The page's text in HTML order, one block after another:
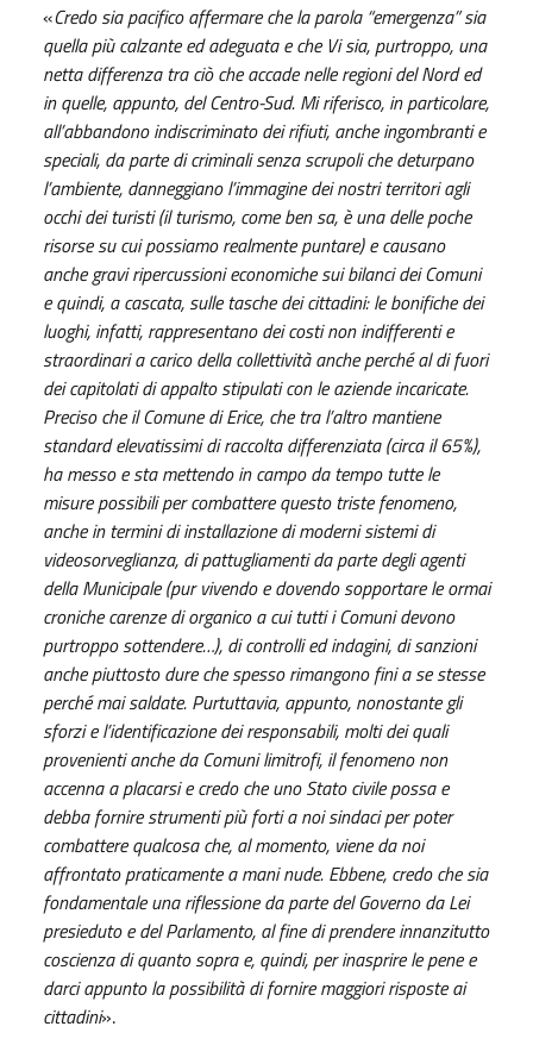
«Credo sia pacifico affermare che la parola “emergenza” sia
quella più calzante ed adeguata e che Vi sia, purtroppo, una
netta differenza tra ciò che accade nelle regioni del Nord ed
in quelle, appunto, del Centro-Sud. Mi riferisco, in particolare,
all’abbandono indiscriminato dei rifiuti, anche ingombranti e
speciali, da parte di criminali senza scrupoli che deturpano
l’ambiente, danneggiano l’immagine dei nostri territori agli
occhi dei turisti (il turismo, come ben sa, è una delle poche
risorse su cui possiamo realmente puntare) e causano
anche gravi ripercussioni economiche sui bilanci dei Comuni
e quindi, a cascata, sulle tasche dei cittadini: le bonifiche dei
luoghi, infatti, rappresentano dei costi non indifferenti e
straordinari a carico della collettività anche perché al di fuori
dei capitolati di appalto stipulati con le aziende incaricate.
Preciso che il Comune di Erice, che tra l’altro mantiene
standard elevatissimi di raccolta differenziata (circa il 65%),
ha messo e sta mettendo in campo da tempo tutte le
misure possibili per combattere questo triste fenomeno,
anche in termini di installazione di moderni sistemi di
videosorveglianza, di pattugliamenti da parte degli agenti
della Municipale (pur vivendo e dovendo sopportare le ormai
croniche carenze di organico a cui tutti i Comuni devono
purtroppo sottendere…), di controlli ed indagini, di sanzioni
anche piuttosto dure che spesso rimangono fini a se stesse
perché mai saldate. Purtuttavia, appunto, nonostante gli
sforzi e l’identificazione dei responsabili, molti dei quali
provenienti anche da Comuni limitrofi, il fenomeno non
accenna a placarsi e credo che uno Stato civile possa e
debba fornire strumenti più forti a noi sindaci per poter
combattere qualcosa che, al momento, viene da noi
affrontato praticamente a mani nude. Ebbene, credo che sia
fondamentale una riflessione da parte del Governo da Lei
presieduto e del Parlamento, al fine di prendere innanzitutto
coscienza di quanto sopra e, quindi, per inasprire le pene e
darci appunto la possibilità di fornire maggiori risposte ai
cittadini».